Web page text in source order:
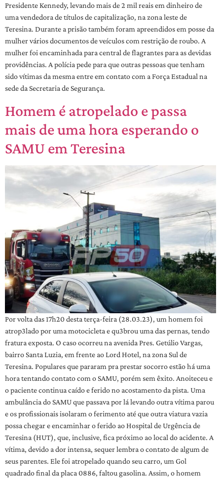
Presidente Kennedy, levando mais de 2 mil reais em dinheiro de
uma vendedora de títulos de capitalização, na zona leste de
Teresina. Durante a prisão também foram apreendidos em posse da
mulher vários documentos de veículos com restrição de roubo. A
mulher foi encaminhada para central de flagrantes para as devidas
providências. A polícia pede para que outras pessoas que tenham
sido vítimas da mesma entre em contato com a Força Estadual na
sede da Secretaria de Segurança.
Homem é atropelado e passa
mais de uma hora esperando o
SAMU em Teresina
Por volta das 17h20 desta terça-feira (28.03.23), um homem foi
atrop3lado por uma motocicleta e qu3brou uma das pernas, tendo
fratura exposta. O caso ocorreu na avenida Pres. Getúlio Vargas,
bairro Santa Luzia, em frente ao Lord Hotel, na zona Sul de
Teresina. Populares que pararam pra prestar socorro estão há uma
hora tentando contato com o SAMU, porém sem êxito. Anoiteceu e
o paciente continua caído e ferido no acostamento da pista. Uma
ambulância do SAMU que passava por lá levando outra vítima parou
e os profissionais isolaram o ferimento até que outra viatura vazia
possa chegar e encaminhar o ferido ao Hospital de Urgência de
Teresina (HUT), que, inclusive, fica próximo ao local do acidente. A
vítima, devido a dor intensa, sequer lembra o contato de algum de
seus parentes. Ele foi atropelado quando seu carro, um Gol
quadrado final da placa 0886, faltou gasolina. Assim, o homem